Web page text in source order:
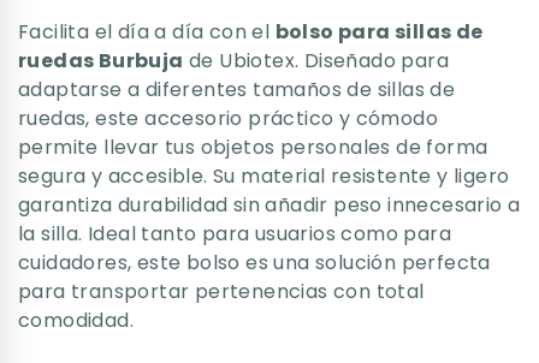
Facilita el día a día con el bolso para sillas de
ruedas Burbuja de Ubiotex. Diseñado para
adaptarse a diferentes tamaños de sillas de
ruedas, este accesorio práctico y cómodo
permite llevar tus objetos personales de forma
segura y accesible. Su material resistente y ligero
garantiza durabilidad sin añadir peso innecesario a
la silla. Ideal tanto para usuarios como para
cuidadores, este bolso es una solución perfecta
para transportar pertenencias con total
comodidad.